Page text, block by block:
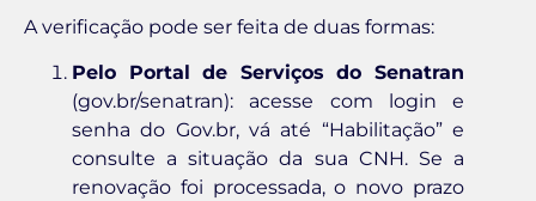
A verificação pode ser feita de duas formas:
Pelo Portal de Serviços do Senatran
(gov.br/senatran): acesse com login e
senha do Gov.br, vá até “Habilitação” e
consulte a situação da sua CNH. Se a
renovação foi processada, o novo prazo